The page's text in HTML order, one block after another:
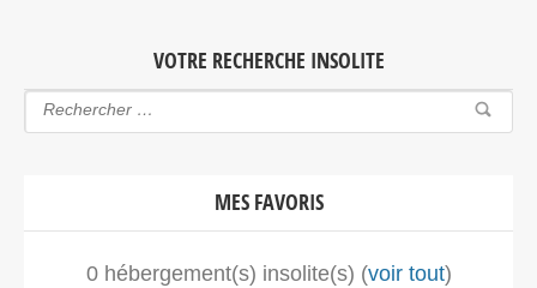
VOTRE RECHERCHE INSOLITE
MES FAVORIS
0hébergement(s) insolite(s) (voir tout)